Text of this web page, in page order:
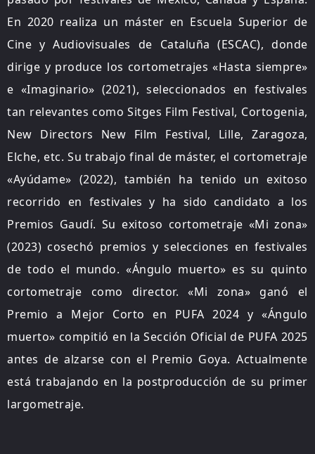
En 2020 realiza un máster en Escuela Superior de
Cine y Audiovisuales de Cataluña (ESCAC), donde
dirige y produce los cortometrajes «Hasta siempre»
e «Imaginario» (2021), seleccionados en festivales
tan relevantes como Sitges Film Festival, Cortogenia,
New Directors New Film Festival, Lille, Zaragoza,
Elche, etc. Su trabajo final de máster, el cortometraje
«Ayúdame» (2022), también ha tenido un exitoso
recorrido en festivales y ha sido candidato a los
Premios Gaudí. Su exitoso cortometraje «Mi zona»
(2023) cosechó premios y selecciones en festivales
de todo el mundo. «Ángulo muerto» es su quinto
cortometraje como director. «Mi zona» ganó el
Premio a Mejor Corto en PUFA 2024 y «Ángulo
muerto» compitió en la Sección Oficial de PUFA 2025
antes de alzarse con el Premio Goya. Actualmente
está trabajando en la postproducción de su primer
largometraje.